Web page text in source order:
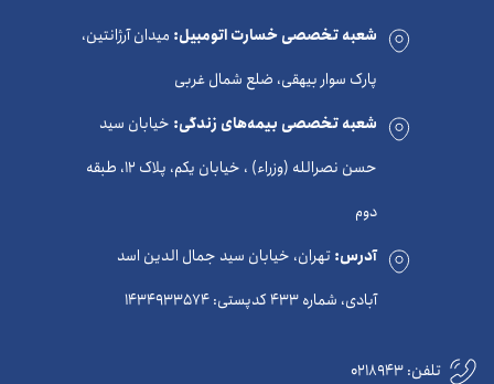
شعبه تخصصی خسارت اتومبیل: میدان آرژانتین،
پارک سوار بیهقی، ضلع شمال غربی
شعبه تخصصی بیمه‌های زندگی: خیابان سید
حسن نصرالله (وزراء) ، خیابان یکم، پلاک 12، طبقه
دوم
آدرس:تهران، خیابان سید جمال الدین اسد
آبادی، شماره 433 کدپستی: 1434933574
تلفن:0218943